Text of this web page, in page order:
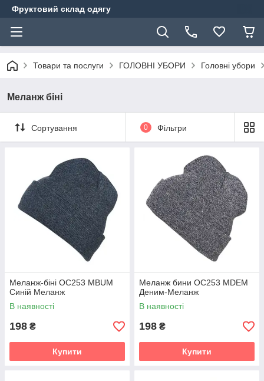
Фруктовий склад одягу
Товари та послуги ГОЛОВНІ УБОРИ Головні убори
Меланж біні
Сортування 0 Фільтри
Меланж-біні OC253 MBUM
Синій Меланж
В наявності
198 ₴
Купити
Меланж бини OC253 MDEM
Деним-Меланж
В наявності
198 ₴
Купити